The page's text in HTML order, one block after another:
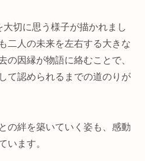
切に思う様子が描かれまし
二人の未来を左右する大きな
の因縁が物語に絡むことで、
て認められるまでの道のりが
の絆を築いていく姿も、感動
います。